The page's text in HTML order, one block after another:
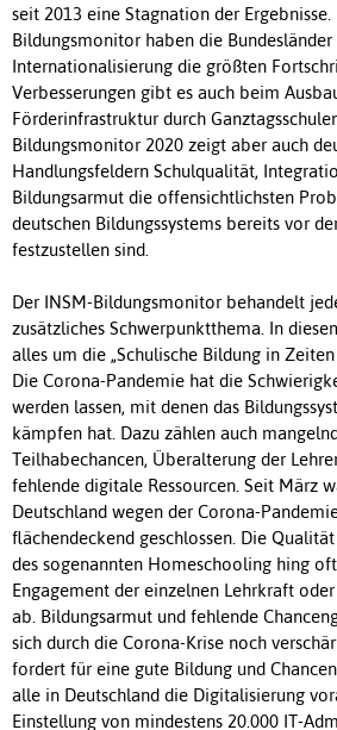
seit 2013 eine Stagnation der
Bildungsmonitor haben die
Internationalisierung die größten
Verbesserungen gibt es auch beim
Förderinfrastruktur durch
Bildungsmonitor 2020 zeigt aber auch
Handlungsfeldern Schulqualität,
Bildungsarmut die offensichtlichsten
deutschen Bildungssystems bereits vor
festzustellen sind.
Der INSM-Bildungsmonitor behandelt
zusätzliches Schwerpunktthema. In
alles um die „Schulische Bildung in Zeiten
Die Corona-Pandemie hat die
werden lassen, mit denen das
kämpfen hat. Dazu zählen auch
Teilhabechancen, Überalterung der
fehlende digitale Ressourcen. Seit März
Deutschland wegen der Corona-
flächendeckend geschlossen. Die
des sogenannten Homeschooling hing
Engagement der einzelnen Lehrkraft
ab. Bildungsarmut und fehlende
sich durch die Corona-Krise noch
fordert für eine gute Bildung und
alle in Deutschland die Digitalisierung
Einstellung von mindestens 20.000 IT-